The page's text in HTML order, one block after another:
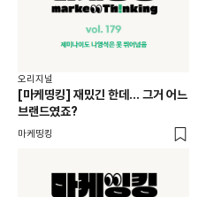
오리지널
[마케띵킹] 재밌긴 한데... 그거 어느
브랜드였죠?
마케띵킹